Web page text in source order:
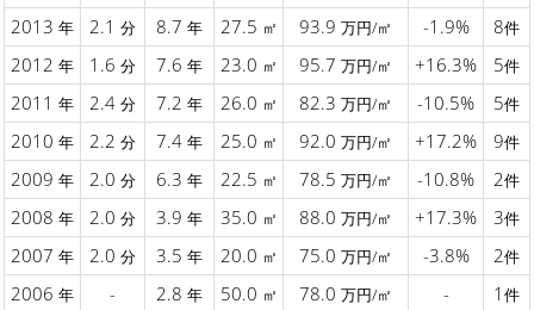
2013 年 2.1 分 8.7 年 27.5 ㎡ 93.9 万円/㎡ -1.9% 8件
2012 年 1.6 分 7.6 年 23.0 ㎡ 95.7 万円/㎡ +16.3% 5件
2011 年 2.4 分 7.2 年 26.0 ㎡ 82.3 万円/㎡ -10.5% 5件
2010 年 2.2 分 7.4 年 25.0 ㎡ 92.0 万円/㎡ +17.2% 9件
2009 年 2.0 分 6.3 年 22.5 ㎡ 78.5 万円/㎡ -10.8% 2件
2008 年 2.0 分 3.9 年 35.0 ㎡ 88.0 万円/㎡ +17.3% 3件
2007 年 2.0 分 3.5 年 20.0 ㎡ 75.0 万円/㎡ -3.8% 2件
2006 年 - 2.8 年 50.0 ㎡ 78.0 万円/㎡ - 1 件